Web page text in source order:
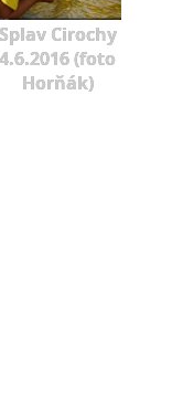
Splav Cirochy
4.6.2016 (foto
Horňák)